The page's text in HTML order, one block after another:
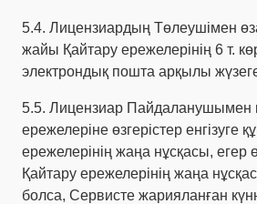
5.4. Лицензиардың Төлеушімен
жайы Қайтару ережелерінің 6 т.
электрондық пошта арқылы
5.5. Лицензиар Пайдаланушымен
ережелеріне өзгерістер енгізуге
ережелерінің жаңа нұсқасы, егер
Қайтару ережелерінің жаңа
болса, Сервисте жарияланған